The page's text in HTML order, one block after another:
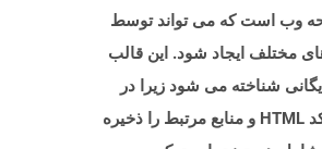
وب است که می تواند توسط
مختلف ایجاد شود. این قالب
شناخته می شود زیرا در
یک پرونده واحد ، کد HTML و منابع مرتبط را ذخیره